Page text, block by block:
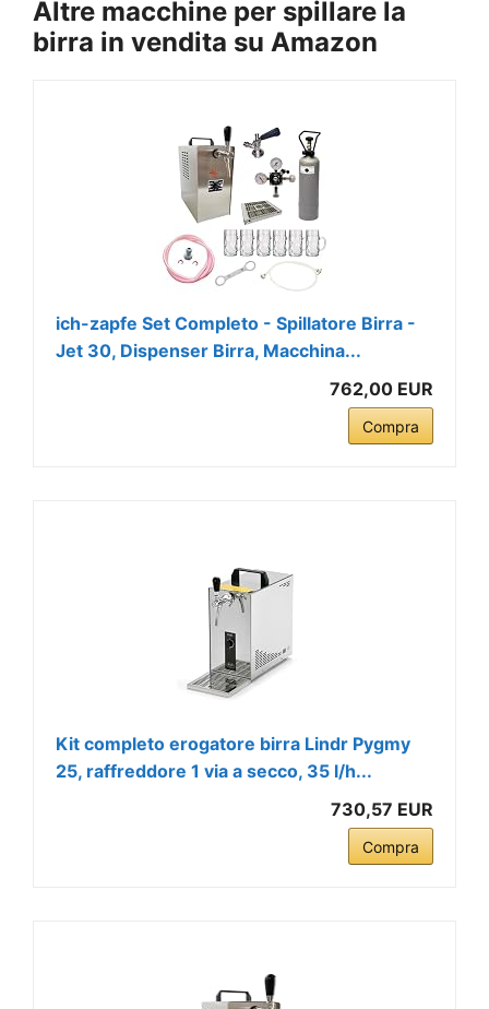
Altre macchine per spillare la
birra in vendita su Amazon
ich-zapfe Set Completo - Spillatore Birra -
Jet 30, Dispenser Birra, Macchina...
762,00 EUR
Compra
Kit completo erogatore birra Lindr Pygmy
25, raffreddore 1 via a secco, 35 l/h...
730,57 EUR
Compra